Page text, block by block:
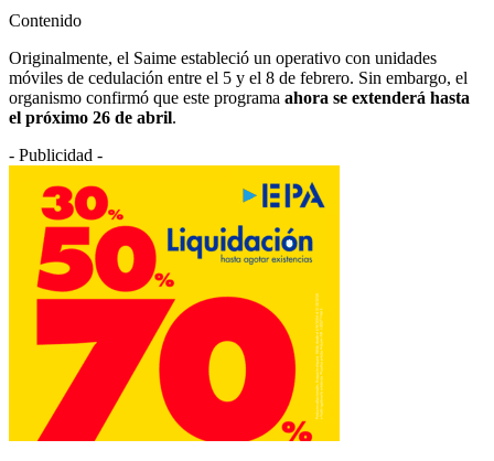
Contenido
Originalmente, el Saime estableció un operativo con unidades
móviles de cedulación entre el 5 y el 8 de febrero. Sin embargo, el
organismo confirmó que este programa ahora se extenderá hasta
el próximo 26 de abril.
- Publicidad -